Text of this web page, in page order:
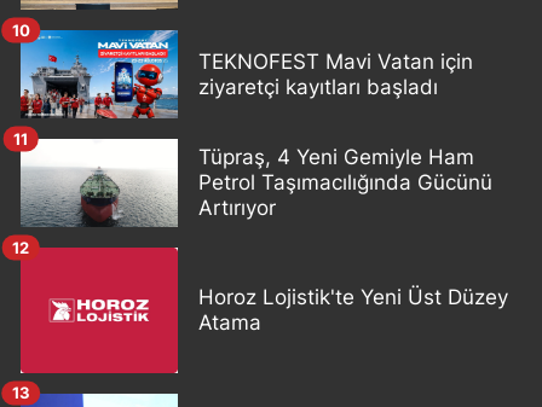
TEKNOFEST Mavi Vatan için
ziyaretçi kayıtları başladı
10
Tüpraş, 4 Yeni Gemiyle Ham
Petrol Taşımacılığında Gücünü
Artırıyor
11
Horoz Lojistik'te Yeni Üst Düzey
Atama
12
13